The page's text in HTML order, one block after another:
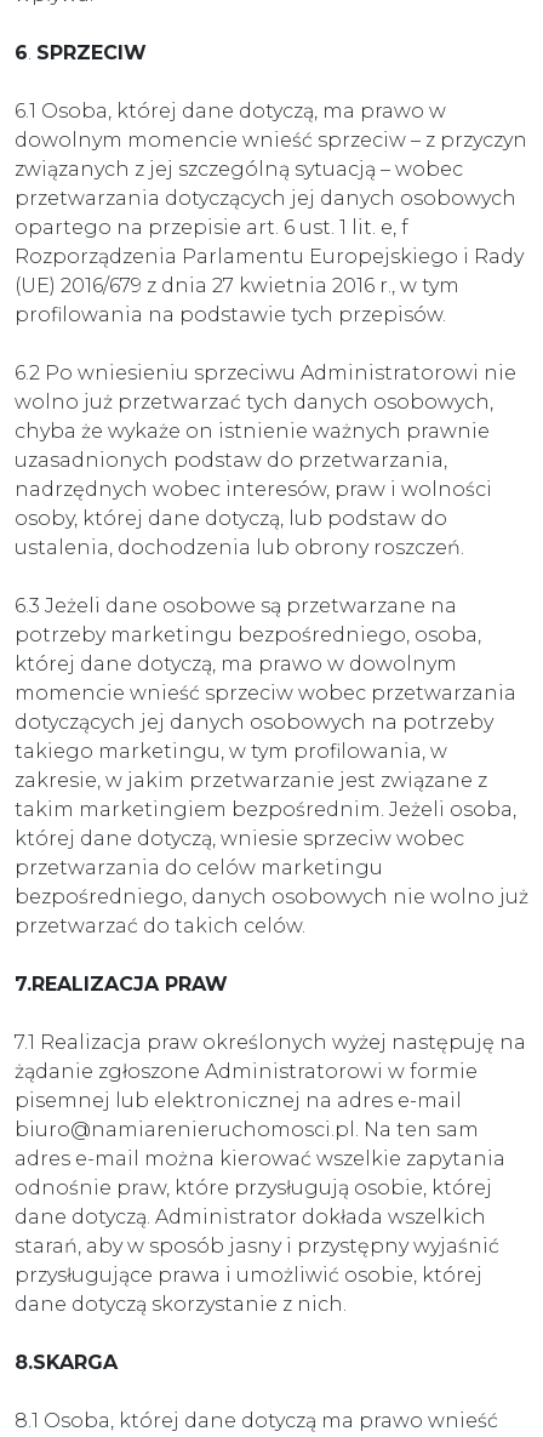
6. SPRZECIW
6.1 Osoba, której dane dotyczą, ma prawo w
dowolnym momencie wnieść sprzeciw – z przyczyn
związanych z jej szczególną sytuacją – wobec
przetwarzania dotyczących jej danych osobowych
opartego na przepisie art. 6 ust. 1 lit. e, f
Rozporządzenia Parlamentu Europejskiego i Rady
(UE) 2016/679 z dnia 27 kwietnia 2016 r., w tym
profilowania na podstawie tych przepisów.
6.2 Po wniesieniu sprzeciwu Administratorowi nie
wolno już przetwarzać tych danych osobowych,
chyba że wykaże on istnienie ważnych prawnie
uzasadnionych podstaw do przetwarzania,
nadrzędnych wobec interesów, praw i wolności
osoby, której dane dotyczą, lub podstaw do
ustalenia, dochodzenia lub obrony roszczeń.
6.3 Jeżeli dane osobowe są przetwarzane na
potrzeby marketingu bezpośredniego, osoba,
której dane dotyczą, ma prawo w dowolnym
momencie wnieść sprzeciw wobec przetwarzania
dotyczących jej danych osobowych na potrzeby
takiego marketingu, w tym profilowania, w
zakresie, w jakim przetwarzanie jest związane z
takim marketingiem bezpośrednim. Jeżeli osoba,
której dane dotyczą, wniesie sprzeciw wobec
przetwarzania do celów marketingu
bezpośredniego, danych osobowych nie wolno już
przetwarzać do takich celów.
7.REALIZACJA PRAW
7.1 Realizacja praw określonych wyżej następuję na
żądanie zgłoszone Administratorowi w formie
pisemnej lub elektronicznej na adres e-mail
biuro@namiarenieruchomosci.pl. Na ten sam
adres e-mail można kierować wszelkie zapytania
odnośnie praw, które przysługują osobie, której
dane dotyczą. Administrator dokłada wszelkich
starań, aby w sposób jasny i przystępny wyjaśnić
przysługujące prawa i umożliwić osobie, której
dane dotyczą skorzystanie z nich.
8.SKARGA
8.1 Osoba, której dane dotyczą ma prawo wnieść